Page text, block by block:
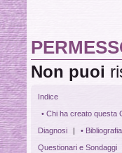
Non puoi
Indice
• Chi ha creato questa
Diagnosi
| • Bibliografia
Questionari e Sondaggi